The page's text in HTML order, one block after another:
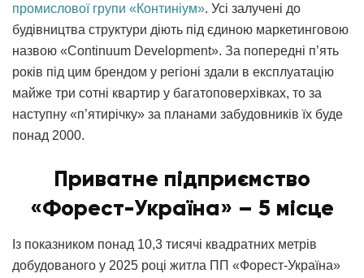
промислової групи «Континіум». Усі залучені до
будівництва структури діють під єдиною маркетинговою
назвою «Continuum Development». За попередні п’ять
років під цим брендом у регіоні здали в експлуатацію
майже три сотні квартир у багатоповерхівках, то за
наступну «п’ятирічку» за планами забудовників їх буде
понад 2000.
Приватне підприємство
«Форест-Україна» – 5 місце
Із показником понад 10,3 тисячі квадратних метрів
добудованого у 2025 році житла ПП «Форест-Україна»